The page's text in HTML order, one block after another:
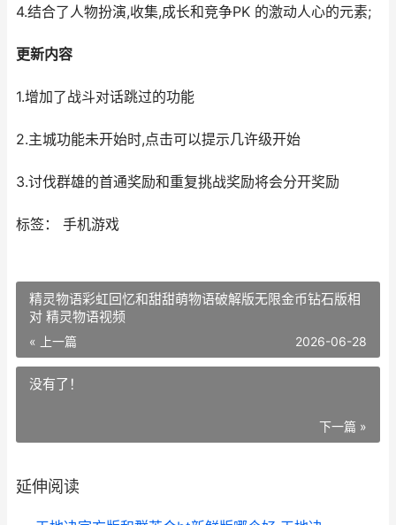
4.结合了人物扮演,收集,成长和竞争PK 的激动人心的元素;
更新内容
1.增加了战斗对话跳过的功能
2.主城功能未开始时,点击可以提示几许级开始
3.讨伐群雄的首通奖励和重复挑战奖励将会分开奖励
标签： 手机游戏
精灵物语彩虹回忆和甜甜萌物语破解版无限金币钻石版相
对 精灵物语视频
« 上一篇 2026-06-28
没有了！
下一篇 »
延伸阅读